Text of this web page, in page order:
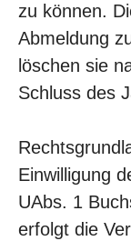
zu können.
Abmeldung
löschen sie
Schluss des
Einwilligung
UAbs. 1
erfolgt die